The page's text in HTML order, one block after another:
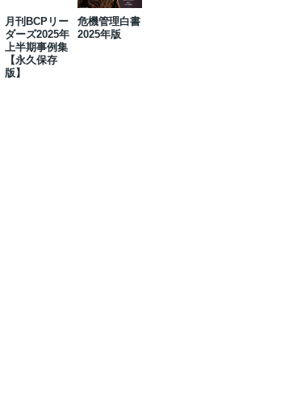
月刊BCPリー
ダーズ2025年
上半期事例集
【永久保存
版】
危機管理白書
2025年版